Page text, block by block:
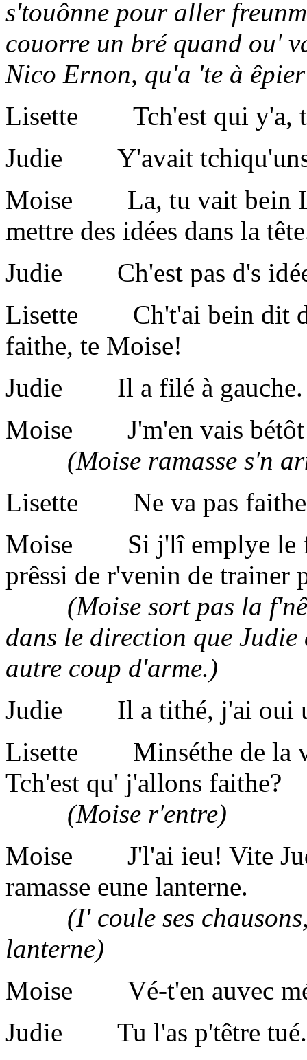
s'touônne pour aller
couorre un bré quand ou'
Nico Ernon, qu'a 'te à
Lisette Tch'est qui y'a,
Judie Y'avait tchiqu'uns
Moise La, tu vait bein
mettre des idées dans la
Judie Ch'est pas d's
Lisette Ch't'ai bein dit
faithe, te Moise!
Judie Il a filé à gauche.
Moise J'm'en vais bétôt
(Moise ramasse s'n
Lisette Ne va pas faithe
Moise Si j'lî emplye le
prêssi de r'venin de trainer
(Moise sort pas la
dans le direction que
autre coup d'arme.)
Judie Il a tithé, j'ai oui
Lisette Minséthe de la
Tch'est qu' j'allons faithe?
(Moise r'entre)
Moise J'l'ai ieu! Vite
ramasse eune lanterne.
(I' coule ses chausons,
lanterne)
Moise Vé-t'en auvec
Judie Tu l'as p'têtre tué.